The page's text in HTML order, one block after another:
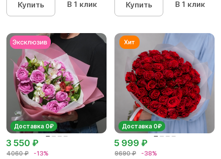
Купить В 1 клик Купить В 1 клик
Доставка 0₽
4060 ₽ -13%
3 550 ₽
Доставка 0₽
9690 ₽ -38%
5 999 ₽